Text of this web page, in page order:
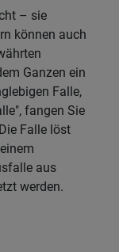
– sie
können auch
Ganzen ein
Falle,
fangen Sie
Falle löst
aus
werden.